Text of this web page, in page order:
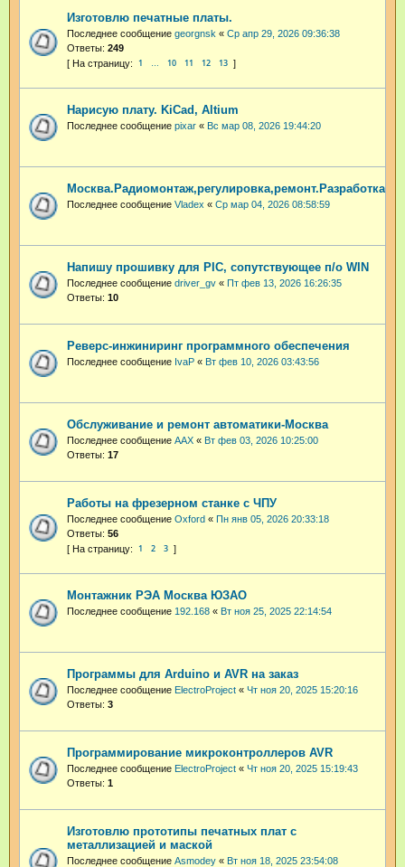
Изготовлю печатные платы.
Последнее сообщение georgnsk « Ср апр 29, 2026 09:36:38
Ответы: 249
1 … 10 11 12 13
Нарисую плату. KiCad, Altium
Последнее сообщение pixar « Вс мар 08, 2026 19:44:20
Последнее сообщение Vladex « Ср мар 04, 2026 08:58:59
Напишу прошивку для PIC, сопутствующее п/о WIN
Последнее сообщение driver_gv « Пт фев 13, 2026 16:26:35
Ответы: 10
Реверс-инжиниринг программного обеспечения
Последнее сообщение IvaP « Вт фев 10, 2026 03:43:56
Обслуживание и ремонт автоматики-Москва
Последнее сообщение AAX « Вт фев 03, 2026 10:25:00
Ответы: 17
Работы на фрезерном станке с ЧПУ
Последнее сообщение Oxford « Пн янв 05, 2026 20:33:18
Ответы: 56
1 2 3
Монтажник РЭА Москва ЮЗАО
Последнее сообщение 192.168 « Вт ноя 25, 2025 22:14:54
Программы для Arduino и AVR на заказ
Последнее сообщение ElectroProject « Чт ноя 20, 2025 15:20:16
Ответы: 3
Программирование микроконтроллеров AVR
Последнее сообщение ElectroProject « Чт ноя 20, 2025 15:19:43
Ответы: 1
Изготовлю прототипы печатных плат с
металлизацией и маской
Последнее сообщение Asmodey « Вт ноя 18, 2025 23:54:08